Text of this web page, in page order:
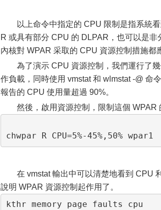
以上命令中指定的 CPU 限制是指系統
R 或具有部分 CPU 的 DLPAR，也可以是
內核對 WPAR 采取的 CPU 資源控制措施都
為了演示 CPU 資源控制，我們運行了
作負載，同時使用 vmstat 和 wlmstat -@ 命
報告的 CPU 使用量超過 90%。
然後，啟用資源控制，限制這個 WPAR
在 vmstat 輸出中可以清楚地看到 CPU
說明 WPAR 資源控制起作用了。
kthr memory page faults cpu